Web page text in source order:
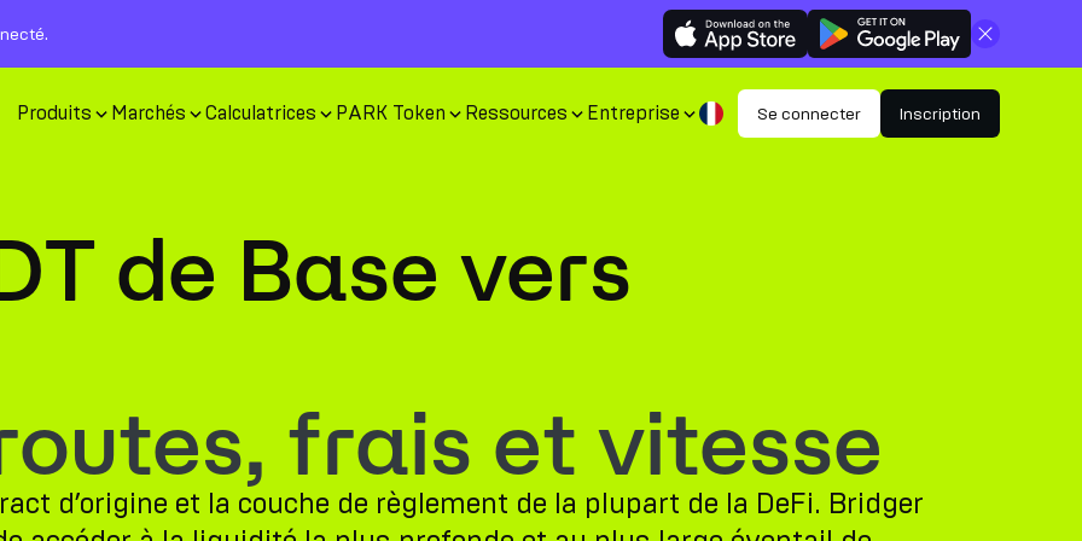
Fermer
Produits Marchés Calculatrices PARK Token Ressources Entreprise Se connecter Inscription
de Base vers
frais et vitesse
d’origine et la couche de règlement de la plupart de la DeFi. Bridger